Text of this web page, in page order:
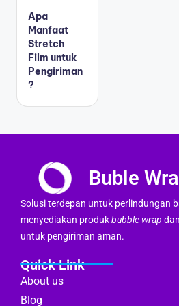
Apa
Manfaat
Stretch
Film untuk
Pengiriman
?
Buble
Solusi terdepan untuk perlindungan
menyediakan produkbubble wrap
untuk pengiriman aman.
Quick Link
About us
Blog